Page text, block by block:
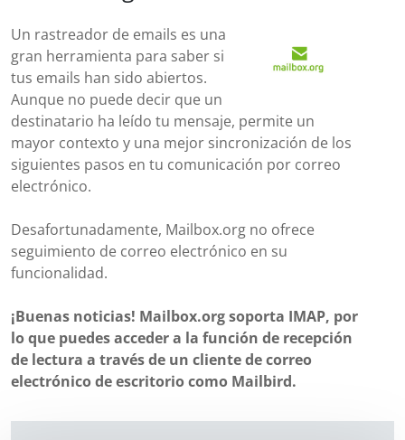
Un rastreador de emails es una
gran herramienta para saber si
tus emails han sido abiertos.
Aunque no puede decir que un
destinatario ha leído tu mensaje, permite un
mayor contexto y una mejor sincronización de los
siguientes pasos en tu comunicación por correo
electrónico.
Desafortunadamente, Mailbox.org no ofrece
seguimiento de correo electrónico en su
funcionalidad.
¡Buenas noticias! Mailbox.org soporta IMAP, por
lo que puedes acceder a la función de recepción
de lectura a través de un cliente de correo
electrónico de escritorio como Mailbird.